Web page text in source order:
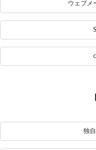
ウェブメ
独